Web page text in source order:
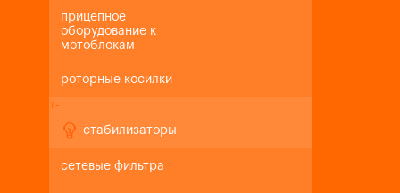
прицепное
оборудование к
мотоблокам
роторные косилки
+-
стабилизаторы
сетевые фильтра